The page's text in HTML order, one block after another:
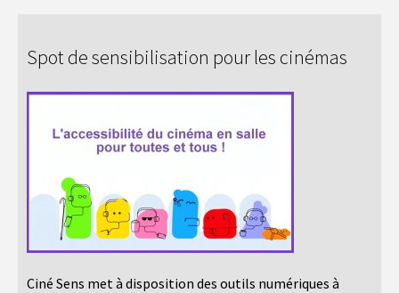
Spot de sensibilisation pour les cinémas
Ciné Sens met à disposition des outils numériques à